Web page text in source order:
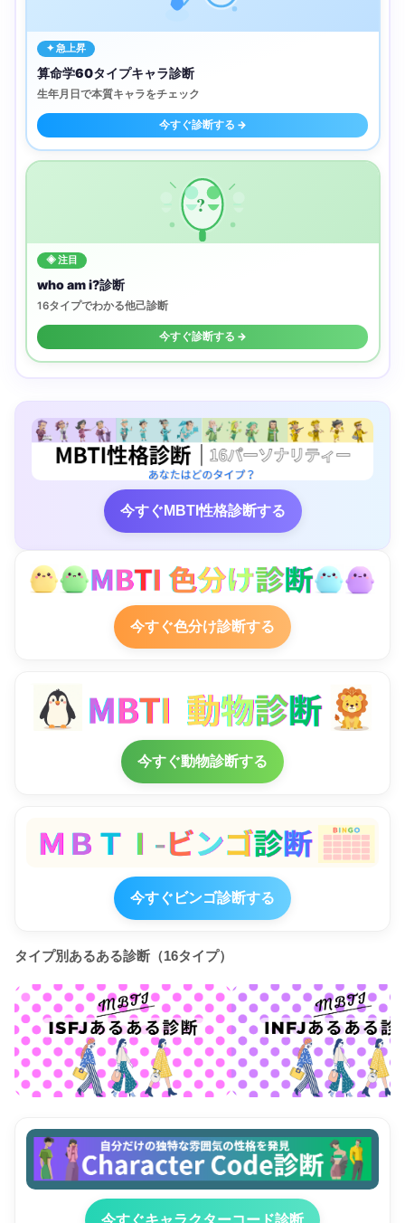
✦ 急上昇
算命学60タイプキャラ診断
生年月日で本質キャラをチェック
今すぐ診断する →
?
◈ 注目
who am i?診断
16タイプでわかる他己診断
今すぐ診断する →
今すぐMBTI性格診断する
今すぐ色分け診断する
今すぐ動物診断する
今すぐビンゴ診断する
タイプ別あるある診断（16タイプ）
今すぐキャラクターコード診断